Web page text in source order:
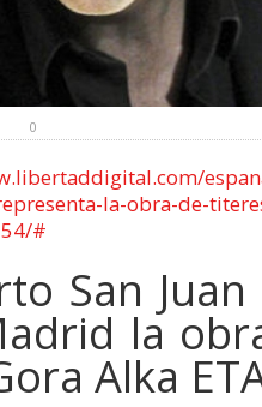
0
la-obra-de-
#
San
la
Alka